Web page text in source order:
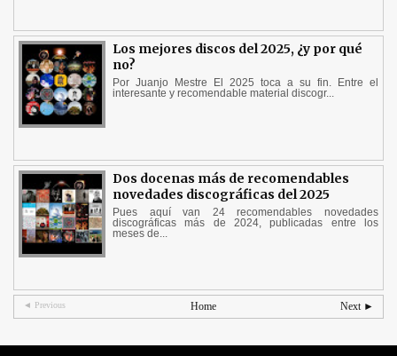
Los mejores discos del 2025, ¿y por qué
no?
Por Juanjo Mestre El 2025 toca a su fin. Entre el
interesante y recomendable material discogr...
Dos docenas más de recomendables
novedades discográficas del 2025
Pues aquí van 24 recomendables novedades
discográficas más de 2024, publicadas entre los
meses de...
◄ Previous Next ►
Home